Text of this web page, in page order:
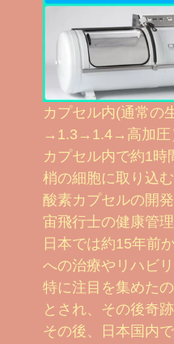
ビフォー＆アフター 2024
カプセル内(通常の
→1.3→1.4→高加圧
カプセル内で約1
梢の細胞に取り込
酸素カプセルの開
宙飛行士の健康管
日本では約15年前
への治療やリハビ
特に注目を集めた
とされ、その後奇
その後、日本国内